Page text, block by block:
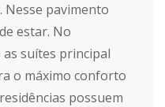
Nesse pavimento
estar. No
suítes principal
o máximo conforto
possuem